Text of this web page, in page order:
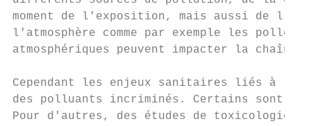
moment de l'exposition, mais aussi de
l'atmosphère comme par exemple les
atmosphériques peuvent impacter la
Cependant les enjeux sanitaires liés à la
des polluants incriminés. Certains sont
Pour d'autres, des études de toxicologie